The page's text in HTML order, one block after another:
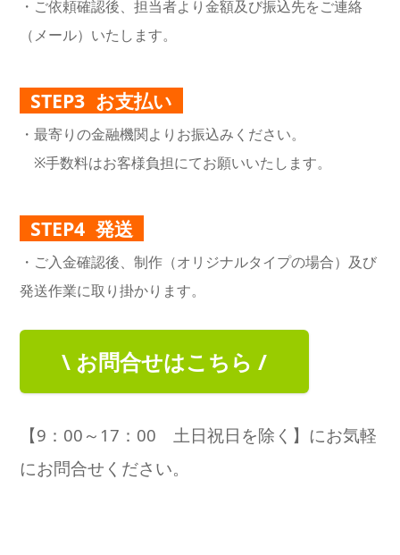
・ご依頼確認後、担当者より金額及び振込先をご連絡
（メール）いたします。
STEP3 お支払い
・最寄りの金融機関よりお振込みください。
※手数料はお客様負担にてお願いいたします。
STEP4 発送
・ご入金確認後、制作（オリジナルタイプの場合）及び
発送作業に取り掛かります。
\ お問合せはこちら /
【9：00～17：00 土日祝日を除く】にお気軽
にお問合せください。